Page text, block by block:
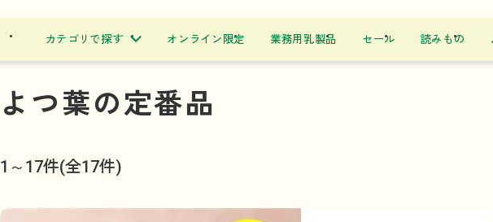
カテゴリで探す オンライン限定 業務用乳製品 セール 読みもの
よつ葉の定番品
1～17件(全17件)